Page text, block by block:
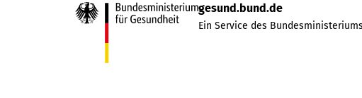
gesund.bund.de
Ein Service des